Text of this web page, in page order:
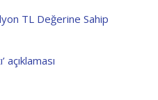
TL Değerine Sahip